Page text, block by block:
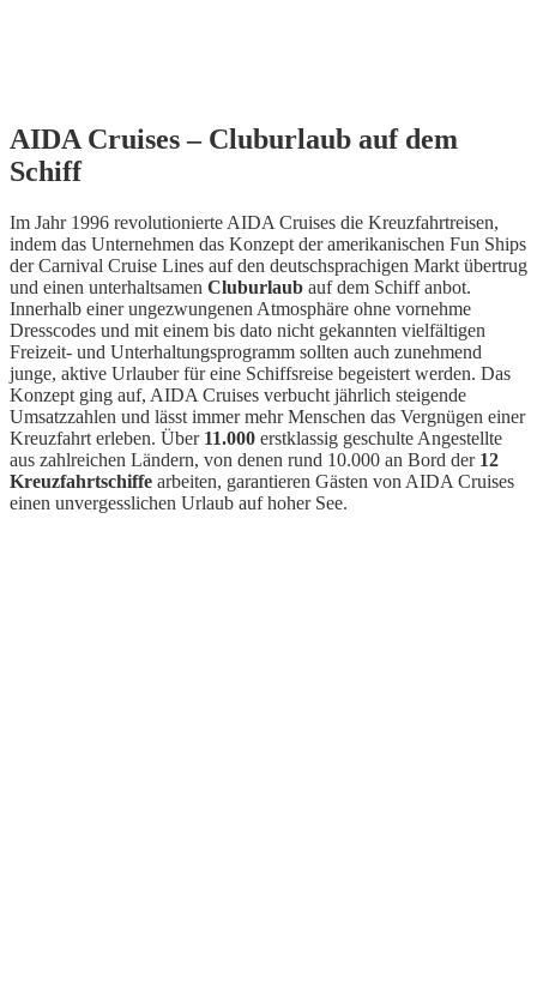
AIDA Cruises – Cluburlaub auf dem
Schiff
Im Jahr 1996 revolutionierte AIDA Cruises die Kreuzfahrtreisen,
indem das Unternehmen das Konzept der amerikanischen Fun Ships
der Carnival Cruise Lines auf den deutschsprachigen Markt übertrug
und einen unterhaltsamen Cluburlaub auf dem Schiff anbot.
Innerhalb einer ungezwungenen Atmosphäre ohne vornehme
Dresscodes und mit einem bis dato nicht gekannten vielfältigen
Freizeit- und Unterhaltungsprogramm sollten auch zunehmend
junge, aktive Urlauber für eine Schiffsreise begeistert werden. Das
Konzept ging auf, AIDA Cruises verbucht jährlich steigende
Umsatzzahlen und lässt immer mehr Menschen das Vergnügen einer
Kreuzfahrt erleben. Über 11.000 erstklassig geschulte Angestellte
aus zahlreichen Ländern, von denen rund 10.000 an Bord der 12
Kreuzfahrtschiffe arbeiten, garantieren Gästen von AIDA Cruises
einen unvergesslichen Urlaub auf hoher See.